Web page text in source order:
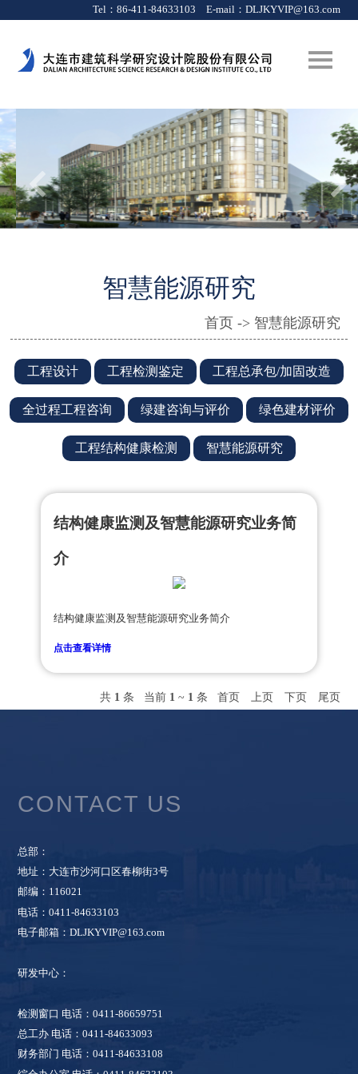
Tel：86-411-84633103 E-mail： DLJKYVIP@163.com
智慧能源研究
首页 -> 智慧能源研究
工程设计 工程检测鉴定 工程总承包/加固改造
全过程工程咨询 绿建咨询与评价 绿色建材评价
工程结构健康检测 智慧能源研究
结构健康监测及智慧能源研究业务简
介
结构健康监测及智慧能源研究业务简介
点击查看详情
共 1条 当前 1~ 1条 首页 上页 下页 尾页
CONTACT US
总部：
地址：大连市沙河口区春柳街3号
邮编：116021
电话：0411-84633103
电子邮箱：DLJKYVIP@163.com
研发中心：
检测窗口 电话：0411-86659751
总工办 电话：0411-84633093
财务部门 电话：0411-84633108